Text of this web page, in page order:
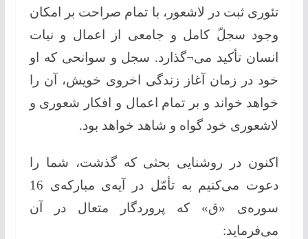
تئوری ثبت در لاشعور، با تمام صراحت بر امكان
وجود سجلّ كامل و جامعی از اعمال و نیات
انسان تأكید می¬گذارد. سجل و سوانحی كه او
خود در زمان آغاز زندگی اخروی خویش، آن را
خواهد خواند و بر تمام اعمال و افكار شعوری و
لاشعوری خود گواه و شاهد خواهد بود.
اكنون در روشنایی بحثی كه گذشت، شما را
دعوت می‌كنیم به تأمّل در آیه‌ی مباركه‌ی 16
سوره‌ی «ق» كه پروردگار متعال در آن
می‌فرماید: